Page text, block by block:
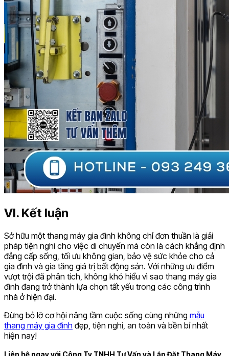
VI. Kết luận
Sở hữu một thang máy gia đình không chỉ đơn thuần là giải
pháp tiện nghi cho việc di chuyển mà còn là cách khẳng định
đẳng cấp sống, tối ưu không gian, bảo vệ sức khỏe cho cả
gia đình và gia tăng giá trị bất động sản. Với những ưu điểm
vượt trội đã phân tích, không khó hiểu vì sao thang máy gia
đình đang trở thành lựa chọn tất yếu trong các công trình
nhà ở hiện đại.
Đừng bỏ lỡ cơ hội nâng tầm cuộc sống cùng những mẫu
thang máy gia đình đẹp, tiện nghi, an toàn và bền bỉ nhất
hiện nay!
Liên hệ ngay với Công Ty TNHH Tư Vấn và Lắp Đặt Thang Máy